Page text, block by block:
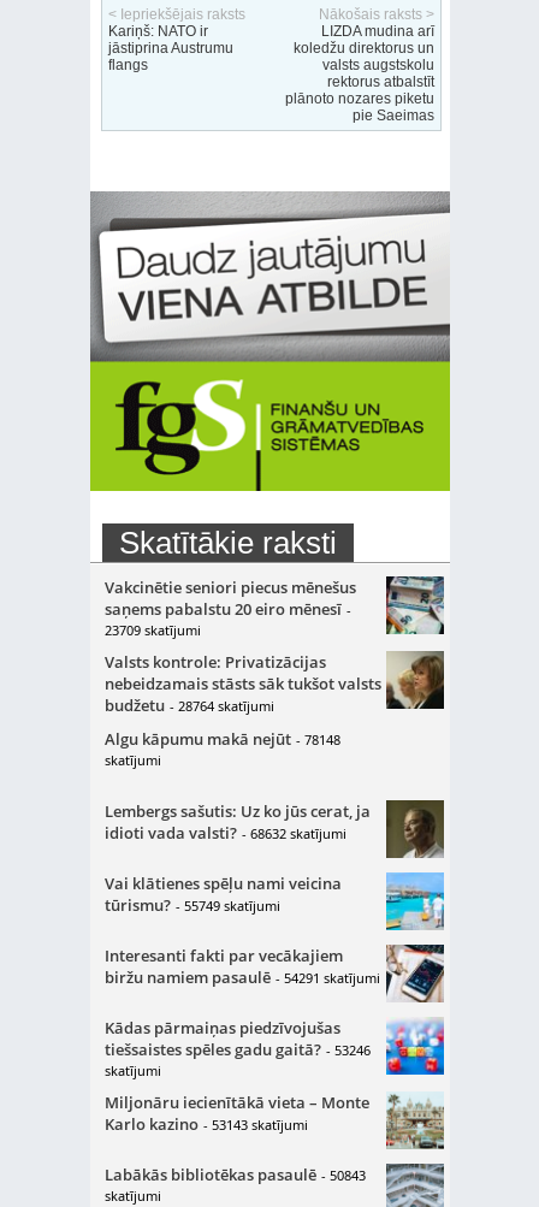
< Iepriekšējais raksts
Kariņš: NATO ir
jāstiprina Austrumu
flangs
Nākošais raksts >
LIZDA mudina arī
koledžu direktorus un
valsts augstskolu
rektorus atbalstīt
plānoto nozares piketu
pie Saeimas
Skatītākie raksti
Vakcinētie seniori piecus mēnešus
saņems pabalstu 20 eiro mēnesī -
23709 skatījumi
Valsts kontrole: Privatizācijas
nebeidzamais stāsts sāk tukšot valsts
budžetu - 28764 skatījumi
Algu kāpumu makā nejūt - 78148
skatījumi
Lembergs sašutis: Uz ko jūs cerat, ja
idioti vada valsti? - 68632 skatījumi
Vai klātienes spēļu nami veicina
tūrismu? - 55749 skatījumi
Interesanti fakti par vecākajiem
biržu namiem pasaulē - 54291 skatījumi
Kādas pārmaiņas piedzīvojušas
tiešsaistes spēles gadu gaitā? - 53246
skatījumi
Miljonāru iecienītākā vieta – Monte
Karlo kazino - 53143 skatījumi
Labākās bibliotēkas pasaulē - 50843
skatījumi